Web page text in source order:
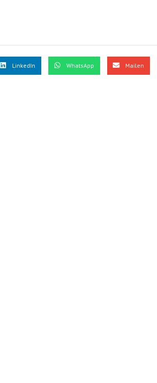
LinkedIn WhatsApp Mailen